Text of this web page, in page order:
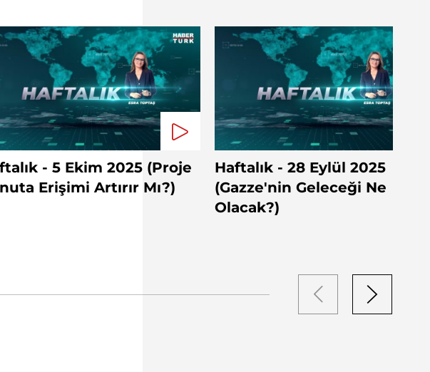
- 5 Ekim 2025 (Proje
Erişimi Artırır Mı?)
Haftalık - 28 Eylül 2025
(Gazze'nin Geleceği Ne
Olacak?)